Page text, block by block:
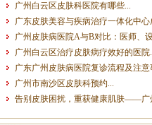
广州白云区皮肤科医院有哪些...
广东皮肤美容与疾病治疗一体化中心
广州皮肤病医院A与B对比：医师、
广州白云区治疗皮肤病疗效好的医院
广东广州皮肤病医院复诊流程及注意
广州市南沙区皮肤科预约...
告别皮肤困扰，重获健康肌肤——广